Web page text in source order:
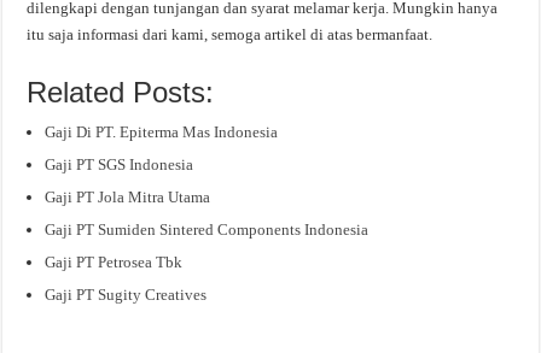
dilengkapi dengan tunjangan dan syarat melamar kerja. Mungkin hanya
itu saja informasi dari kami, semoga artikel di atas bermanfaat.
Related Posts:
Gaji Di PT. Epiterma Mas Indonesia
Gaji PT SGS Indonesia
Gaji PT Jola Mitra Utama
Gaji PT Sumiden Sintered Components Indonesia
Gaji PT Petrosea Tbk
Gaji PT Sugity Creatives